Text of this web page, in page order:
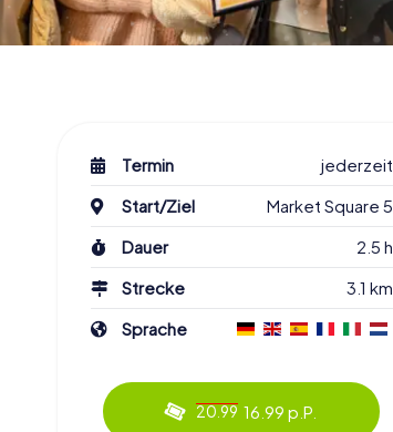
Termin
jederzeit
Start/Ziel
Market Square 5
Dauer
2.5 h
Strecke
3.1 km
Sprache
20.99 16.99 p.P.